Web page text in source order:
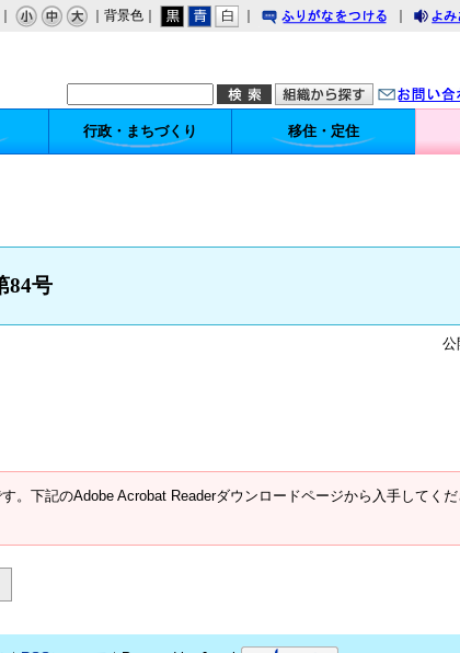
｜背景色｜
問い
行政・まちづくり 移住・定住
84号
公
下記のAdobe Acrobat Readerダウンロードページから入手してくだ